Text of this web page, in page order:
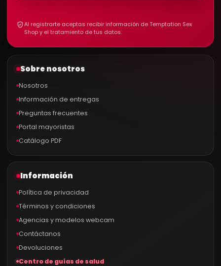
Al registrarte aceptas recibir información de Temptation Sex
Shop y el tratamiento de tus datos.
Sobre nosotros
Nosotros
Información de entregas
Preguntas frecuentes
Portal mayoristas
Catálogo PDF
Información
Política de privacidad
Términos y condiciones
Agencias y modelos webcam
Contáctanos
Devoluciones
Centro de guías de salud